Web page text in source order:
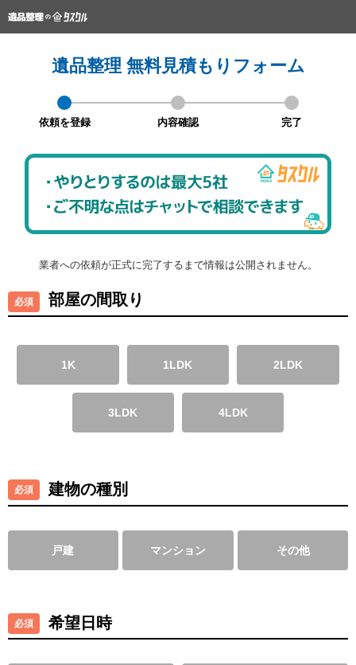
遺品整理 無料見積もりフォーム
依頼を登録 内容確認 完了
業者への依頼が正式に完了するまで情報は公開されません。
部屋の間取り
1K 1LDK 2LDK
3LDK 4LDK
建物の種別
戸建 マンション その他
希望日時